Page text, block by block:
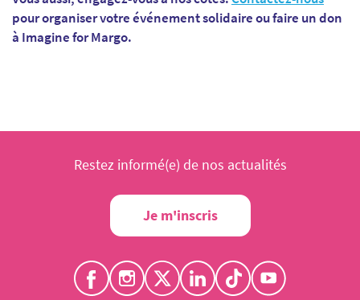
pour organiser votre événement solidaire ou faire un don
à Imagine for Margo.
Restez informé(e) de nos actualités
Je m'inscris